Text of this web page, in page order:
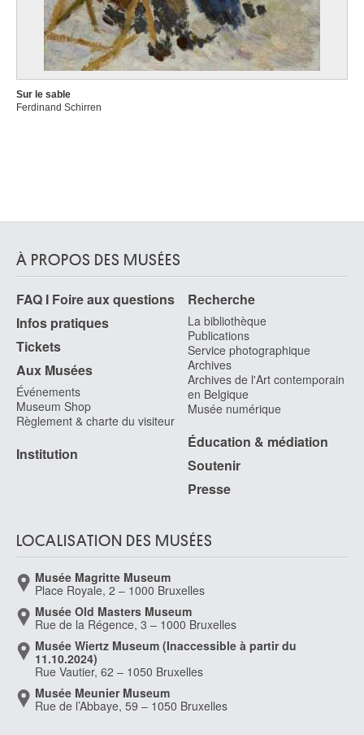
Sur le sable
Ferdinand Schirren
À PROPOS DES MUSÉES
FAQ I Foire aux questions
Infos pratiques
Tickets
Aux Musées
Événements
Museum Shop
Règlement & charte du visiteur
Institution
Recherche
La bibliothèque
Publications
Service photographique
Archives
Archives de l'Art contemporain
en Belgique
Musée numérique
Éducation & médiation
Soutenir
Presse
LOCALISATION DES MUSÉES
Musée Magritte Museum
Place Royale, 2 – 1000 Bruxelles
Musée Old Masters Museum
Rue de la Régence, 3 – 1000 Bruxelles
Musée Wiertz Museum (Inaccessible à partir du
11.10.2024)
Rue Vautier, 62 – 1050 Bruxelles
Musée Meunier Museum
Rue de l’Abbaye, 59 – 1050 Bruxelles